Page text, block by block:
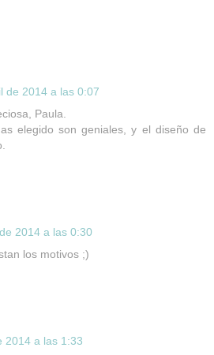
de 2014 a las 0:07
Paula.
elegido son geniales, y el diseño de
2014 a las 0:30
los motivos ;)
2014 a las 1:33